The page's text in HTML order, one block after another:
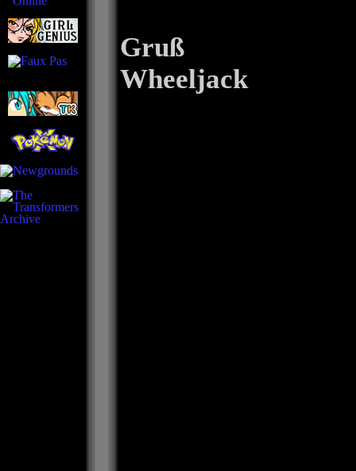
Gruß
Wheeljack